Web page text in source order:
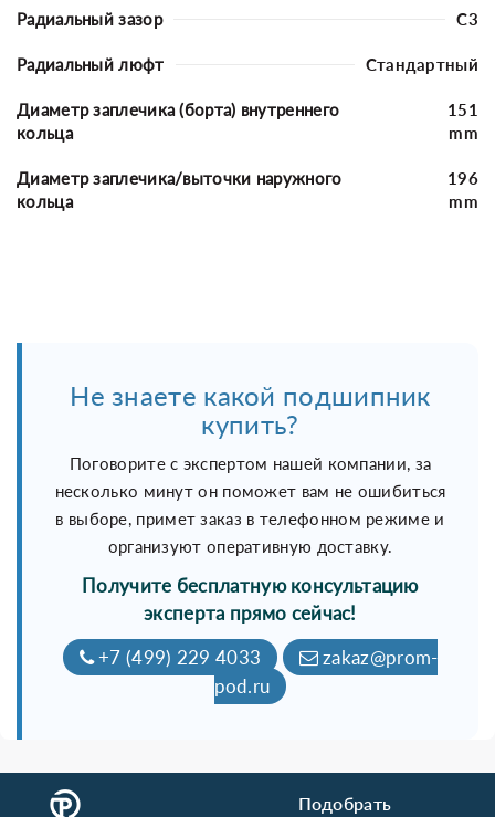
Радиальный зазор C3
Радиальный люфт Стандартный
Диаметр заплечика (борта) внутреннего
кольца
151
mm
Диаметр заплечика/выточки наружного
кольца
196
mm
Не знаете какой подшипник
купить?
Поговорите с экспертом нашей компании, за
несколько минут он поможет вам не ошибиться
в выборе, примет заказ в телефонном режиме и
организуют оперативную доставку.
Получите бесплатную консультацию
эксперта прямо сейчас!
+7 (499) 229 4033
zakaz@prom-
pod.ru
Подобрать